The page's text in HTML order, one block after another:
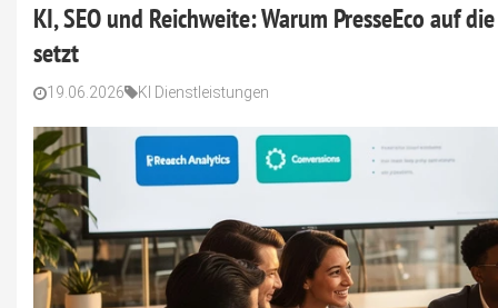
KI, SEO und Reichweite: Warum PresseEco auf
setzt
19.06.2026 KI Dienstleistungen